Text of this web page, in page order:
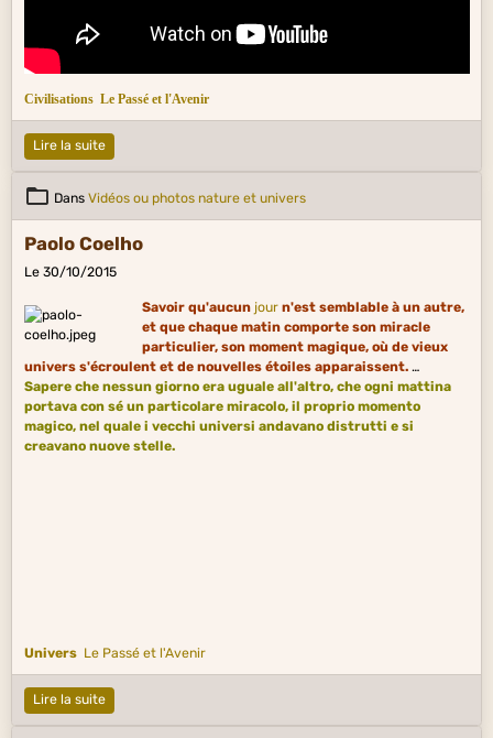
Civilisations Le Passé et l'Avenir
Lire la suite
Dans Vidéos ou photos nature et univers
Paolo Coelho
Le 30/10/2015
Savoir qu'aucun journ'est semblable à un autre,
et que chaque matin comporte son miracle
particulier, son moment magique, où de vieux
univers s'écroulent et de nouvelles étoiles apparaissent.
Sapere che nessun giorno era uguale all'altro, che ogni mattina
portava con sé un particolare miracolo, il proprio momento
magico, nel quale i vecchi universi andavano distrutti e si
creavano nuove stelle.
Univers Le Passé et l'Avenir
Lire la suite